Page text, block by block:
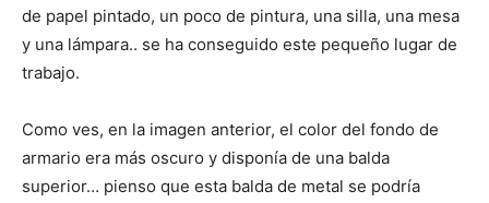
de papel pintado, un poco de pintura, una silla, una mesa
y una lámpara.. se ha conseguido este pequeño lugar de
trabajo.
Como ves, en la imagen anterior, el color del fondo de
armario era más oscuro y disponía de una balda
superior… pienso que esta balda de metal se podría